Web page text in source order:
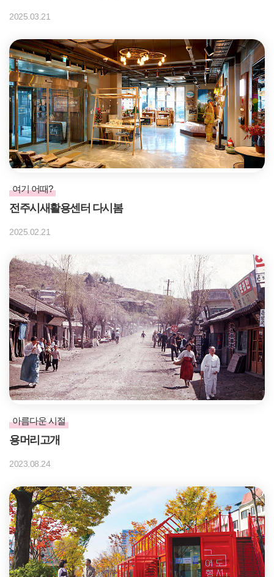
2025.03.21
여기 어때?
전주시새활용센터 다시봄
2025.02.21
아름다운 시절
용머리고개
2023.08.24